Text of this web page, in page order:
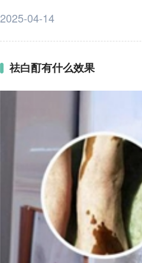
2025-04-14
祛白酊有什么效果